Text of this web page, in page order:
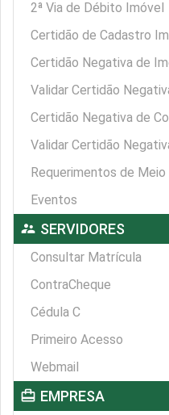
2ª Via de Débito Imóvel
Certidão de Cadastro
Certidão Negativa de
Validar Certidão
Certidão Negativa de
Validar Certidão
Requerimentos de
Eventos
supervisor_account SERVIDORES
Consultar Matrícula
ContraCheque
Cédula C
Primeiro Acesso
Webmail
card_travel EMPRESA